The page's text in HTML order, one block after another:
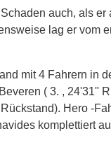
auch, als
lag er vom
mit 4 Fahrern in
( 3. , 24'31''
Hero -
komplettiert